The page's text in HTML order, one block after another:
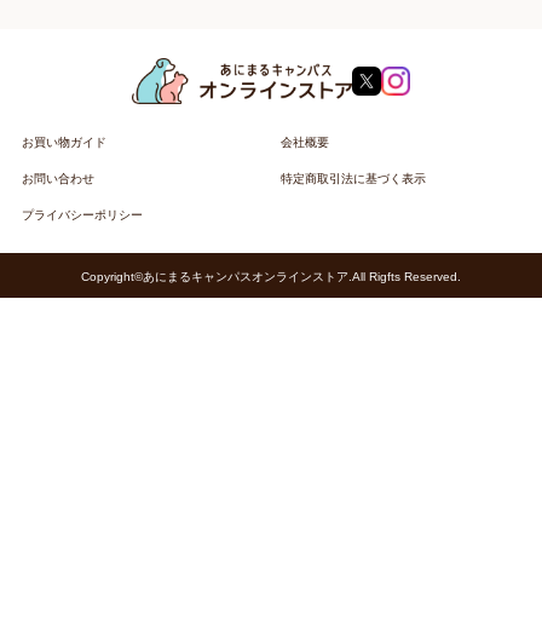
お買い物ガイド 会社概要
お問い合わせ 特定商取引法に基づく表示
プライバシーポリシー
Copyright©あにまるキャンパスオンラインストア.All Rigfts Reserved.